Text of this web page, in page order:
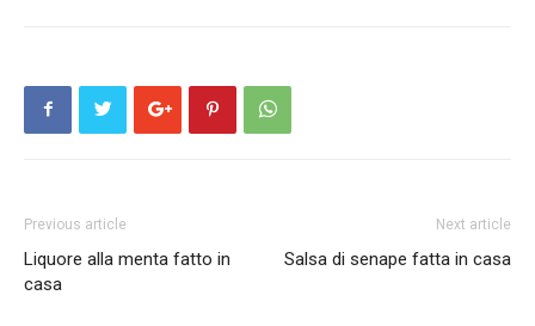
Previous article
Liquore alla menta fatto in
casa
Next article
Salsa di senape fatta in casa